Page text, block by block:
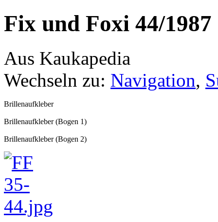
Fix und Foxi 44/1987
Aus Kaukapedia
Wechseln zu: Navigation,
Brillenaufkleber
Brillenaufkleber (Bogen 1)
Brillenaufkleber (Bogen 2)